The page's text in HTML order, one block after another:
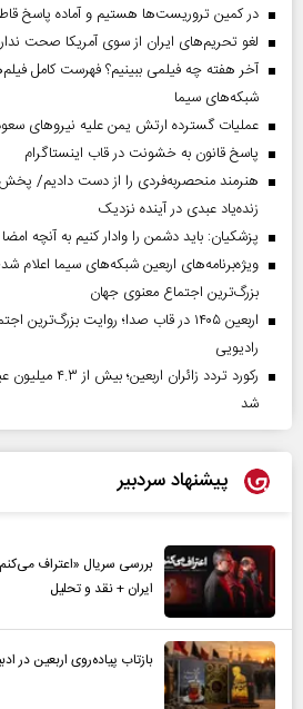
در کمین تروریست‌ها هستیم و آماده پاسخ
لغو تحریم‌های ایران از سوی آمریکا صحت
آخر هفته چه فیلمی ببینیم؟ فهرست کامل
شبکه‌های سیما
عملیات گسترده ارتش یمن علیه نیروهای
پاسخ قانون به خشونت در قاب اینستاگرام
زنده‌یاد عبدی در آینده نزدیک
پزشکیان: باید دشمن را وادار کنیم به آنچه امضا
ویژه‌برنامه‌های اربعین شبکه‌های سیما اعلام شد؛
بزرگ‌ترین اجتماع معنوی جهان
اربعین ۱۴۰۵ در قاب صدا؛ روایت
رادیویی
رکورد تردد
شد
پیشنهاد سردبیر
بررسی سریال «اعتراف
ایران + نقد و تحلیل
بازتاب پیاده‌روی اربعین در